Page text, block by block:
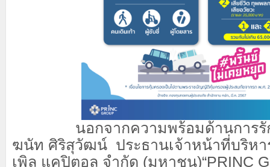
นอกจากความพร้อมด้านการรั
ฆนัท ศิริสุวัฒน์ ประธานเจ้าหน้าที่บริห
เพิล แคปิตอล จำกัด (มหาชน)“PRINC